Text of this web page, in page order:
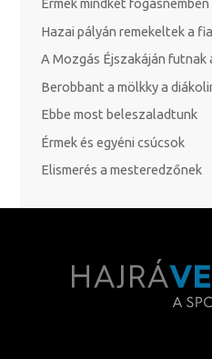
Érmek mindkét fogásnemben
Hazai pályán remekeltek a
A Mozgás Éjszakáján futnak
Berobbant a mölkky a
Ebbe most beleszaladtunk
Érmek és egyéni csúcsok
Elismerés a mesteredzőnek